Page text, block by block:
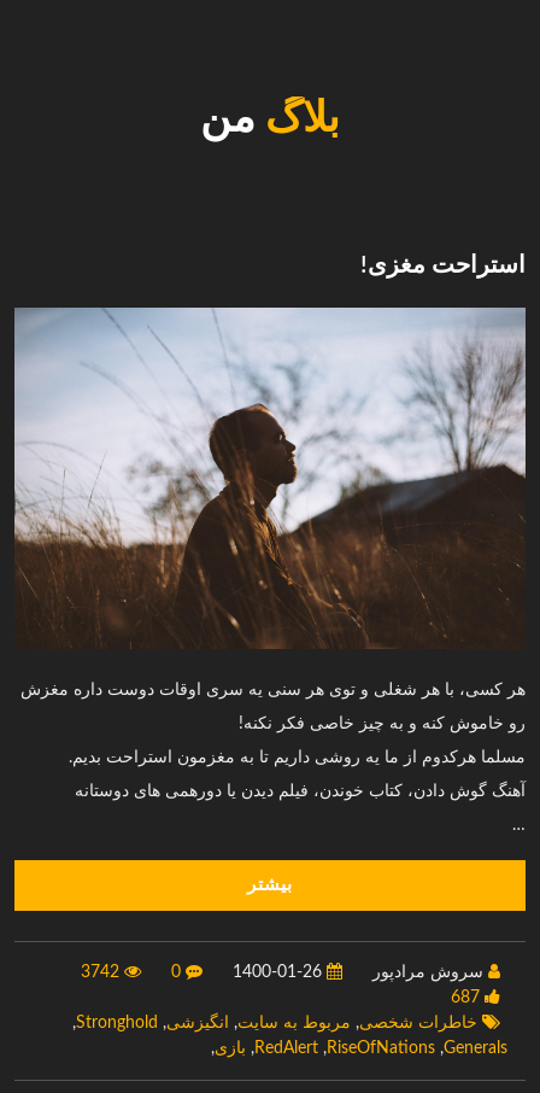
من بلاگ
استراحت مغزی!
هر کسی، با هر شغلی و توی هر سنی یه سری اوقات دوست داره مغزش
رو خاموش کنه و به چیز خاصی فکر نکنه!
مسلما هرکدوم از ما یه روشی داریم تا به مغزمون استراحت بدیم.
آهنگ گوش دادن، کتاب خوندن، فیلم دیدن یا دورهمی های دوستانه
…
بیشتر
سروش مرادپور 0
3742
687
خاطرات شخصی, مربوط به سایت, انگیزشی,
Stronghold
,
Generals
,
RiseOfNations
,
RedAlert
, بازی,